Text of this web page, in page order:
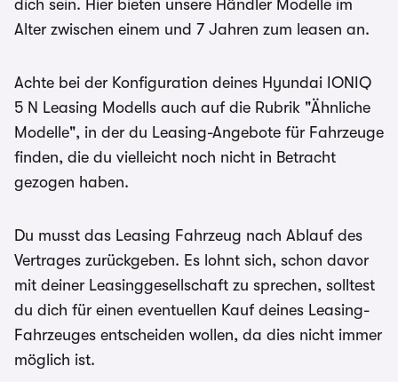
dich sein. Hier bieten unsere Händler Modelle im
Alter zwischen einem und 7 Jahren zum leasen an.
Achte bei der Konfiguration deines Hyundai IONIQ
5 N Leasing Modells auch auf die Rubrik "Ähnliche
Modelle", in der du Leasing-Angebote für Fahrzeuge
finden, die du vielleicht noch nicht in Betracht
gezogen haben.
Du musst das Leasing Fahrzeug nach Ablauf des
Vertrages zurückgeben. Es lohnt sich, schon davor
mit deiner Leasinggesellschaft zu sprechen, solltest
du dich für einen eventuellen Kauf deines Leasing-
Fahrzeuges entscheiden wollen, da dies nicht immer
möglich ist.